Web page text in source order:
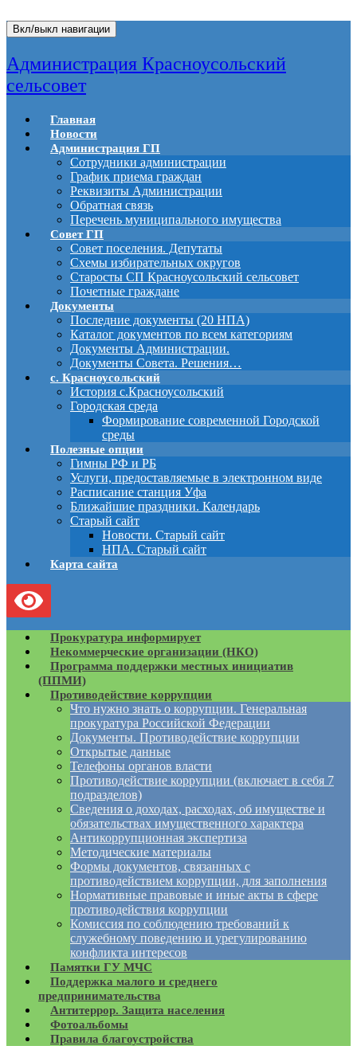
Вкл/выкл навигации
Администрация Красноусольский
сельсовет
Главная
Новости
Администрация ГП
Сотрудники администрации
График приема граждан
Реквизиты Администрации
Обратная связь
Перечень муниципального имущества
Совет ГП
Совет поселения. Депутаты
Схемы избирательных округов
Старосты СП Красноусольский сельсовет
Почетные граждане
Документы
Последние документы (20 НПА)
Каталог документов по всем категориям
Документы Администрации.
Документы Совета. Решения…
с. Красноусольский
История с.Красноусольский
Городская среда
Формирование современной Городской
среды
Полезные опции
Гимны РФ и РБ
Услуги, предоставляемые в электронном виде
Расписание станция Уфа
Ближайшие праздники. Календарь
Старый сайт
Новости. Старый сайт
НПА. Старый сайт
Карта сайта
Прокуратура информирует
Некоммерческие организации (НКО)
Программа поддержки местных инициатив
(ППМИ)
Противодействие коррупции
Что нужно знать о коррупции. Генеральная
прокуратура Российской Федерации
Документы. Противодействие коррупции
Открытые данные
Телефоны органов власти
Противодействие коррупции (включает в себя 7
подразделов)
Сведения о доходах, расходах, об имуществе и
обязательствах имущественного характера
Антикоррупционная экспертиза
Методические материалы
Формы документов, связанных с
противодействием коррупции, для заполнения
Нормативные правовые и иные акты в сфере
противодействия коррупции
Комиссия по соблюдению требований к
служебному поведению и урегулированию
конфликта интересов
Памятки ГУ МЧС
Поддержка малого и среднего
предпринимательства
Антитеррор. Защита населения
Фотоальбомы
Правила благоустройства